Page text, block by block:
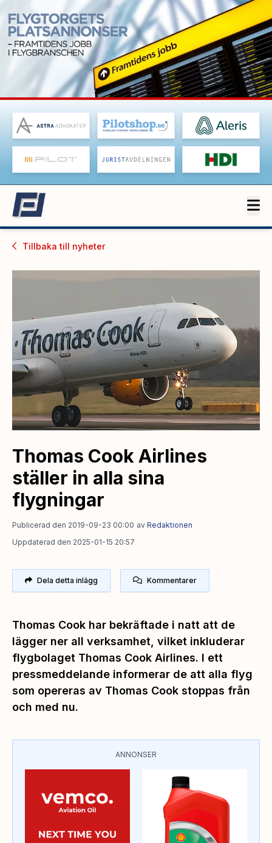
Tillbaka till nyheter
Thomas Cook Airlines
ställer in alla sina
flygningar
Publicerad den 2019-09-23 00:00 av Redaktionen
Uppdaterad den 2025-01-15 20:57
Dela detta inlägg Kommentarer
Thomas Cook har bekräftade i natt att de
lägger ner all verksamhet, vilket inkluderar
flygbolaget Thomas Cook Airlines. I ett
pressmeddelande informerar de att alla flyg
som opereras av Thomas Cook stoppas från
och med nu.
ANNONSER